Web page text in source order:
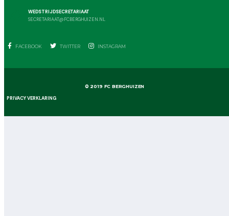
WEDSTRIJDSECRETARIAAT
SECRETARIAAT@FCBERGHUIZEN.NL
FACEBOOK TWITTER INSTAGRAM
© 2019 FC BERGHUIZEN
PRIVACY VERKLARING